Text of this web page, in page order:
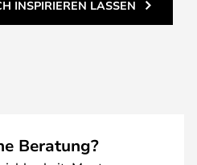
INSPIRIEREN LASSEN
Beratung?